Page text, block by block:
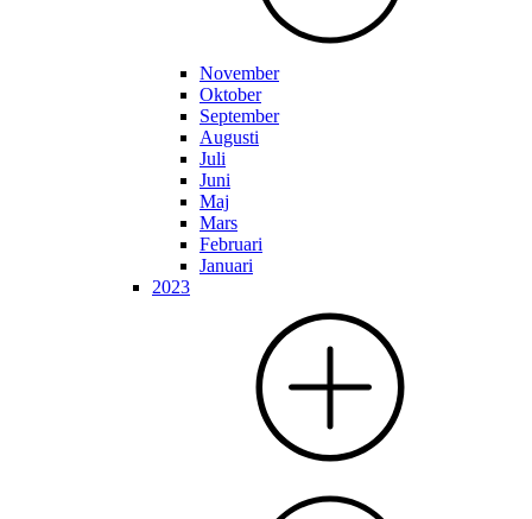
November
Oktober
September
Augusti
Juli
Juni
Maj
Mars
Februari
Januari
2023